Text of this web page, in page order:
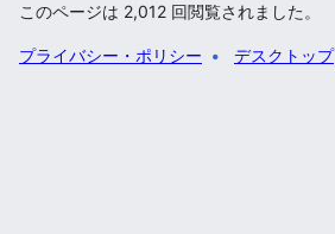
このページは 2,012 回閲覧されました。
プライバシー・ポリシー デスクトップ